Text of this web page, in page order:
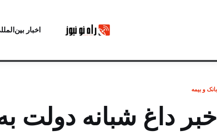
اخبار
بانک و بیمه
خبر داغ شبانه دولت